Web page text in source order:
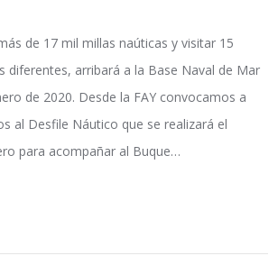
de 17 mil millas naúticas y visitar 15
diferentes, arribará a la Base Naval de Mar
de 2020. Desde la FAY convocamos a
al Desfile Náutico que se realizará el
para acompañar al Buque…